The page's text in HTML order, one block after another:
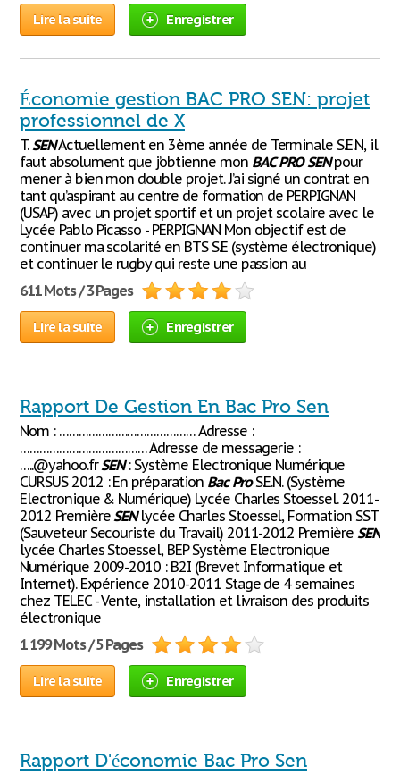
Lire la suite Enregistrer
Économie gestion BAC PRO SEN: projet
professionnel de X
T.SENActuellement en 3ème année de Terminale S.E.N, il
faut absolument que j’obtienne mon BAC PROSENpour
mener à bien mon double projet. J’ai signé un contrat en
tant qu’aspirant au centre de formation de PERPIGNAN
(USAP) avec un projet sportif et un projet scolaire avec le
Lycée Pablo Picasso - PERPIGNAN Mon objectif est de
continuer ma scolarité en BTS S.E (système électronique)
et continuer le rugby qui reste une passion au
611 Mots / 3 Pages
Lire la suite Enregistrer
Rapport De Gestion En Bac Pro Sen
Nom : …………………………………… Adresse :
………………………………… Adresse de messagerie :
…..@yahoo.frSEN: Système Electronique Numérique
CURSUS 2012 : En préparation Bac ProS.E.N. (Système
Electronique & Numérique) Lycée Charles Stoessel. 2011-
2012 PremièreSENlycée Charles Stoessel, Formation SST
(Sauveteur Secouriste du Travail) 2011-2012 Première SEN
lycée Charles Stoessel, BEP Système Electronique
Numérique 2009-2010 : B2I (Brevet Informatique et
Internet). Expérience 2010-2011 Stage de 4 semaines
chez TELEC - Vente, installation et livraison des produits
électronique
1 199 Mots / 5 Pages
Lire la suite Enregistrer
Rapport D'économie Bac Pro Sen